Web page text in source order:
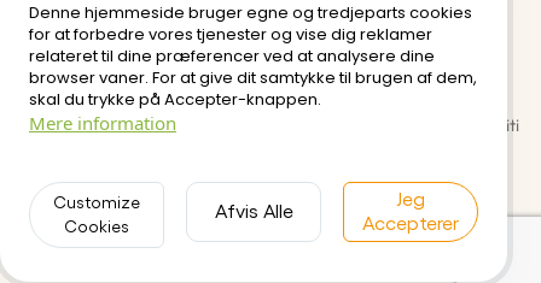
vis med et lag epoxyglas, hvilket sikrer en blank finish af
høj kvalitet, så den kan holde i lang tid.
25 mm x 25 mm
Materiale:Poleret rustfrit stål
Levering
Brugervilkår
Sikker betaling
Returnerings- og refusionspoliti
Privatlivspolitik
Kontakt os
Kundeanmeldelser: 0/5
Denne hjemmeside bruger egne og tredjeparts cookies
for at forbedre vores tjenester og vise dig reklamer
relateret til dine præferencer ved at analysere dine
browser vaner. For at give dit samtykke til brugen af dem,
skal du trykke på Accepter-knappen.
Mere information
Customize
Cookies
Afvis Alle
Jeg
Accepterer